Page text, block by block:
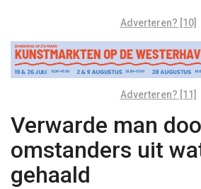
Adverteren? [10]
Adverteren? [11]
Verwarde man
omstanders uit
gehaald